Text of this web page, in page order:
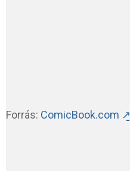
Forrás: ComicBook.com ↗̱